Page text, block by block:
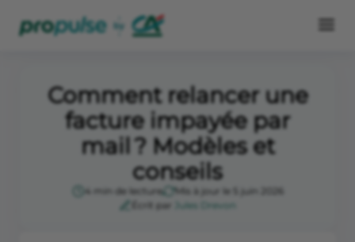
Comment relancer une
facture impayée par
mail ? Modèles et
conseils
4 min de lecture
Mis à jour le 5 juin 2026
Écrit par
Jules Drevon